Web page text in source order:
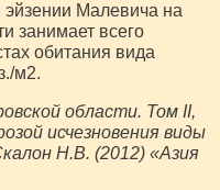
Малевича на
занимает всего
обитания вида
м2.
области. Том II,
исчезновения виды
Н.В. (2012) «Азия